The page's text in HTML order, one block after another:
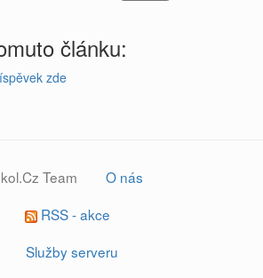
článku:
zde
Team
O nás
RSS - akce
Služby serveru